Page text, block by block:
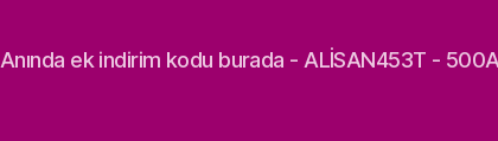
Anında ek indirim kodu burada - ALİSAN453T -